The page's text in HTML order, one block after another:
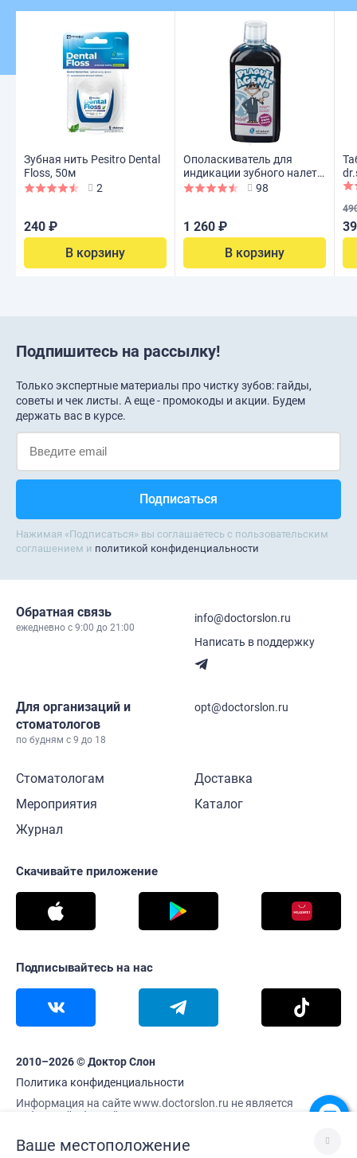
Зубная нить Pesitro Dental
Floss, 50м
2
240 ₽
В корзину
Ополаскиватель для
индикации зубного налета
miradent Plaque Agent, 500
98
1 260 ₽
В корзину
Подпишитесь на рассылку!
Только экспертные материалы про чистку зубов: гайды,
советы и чек листы. А еще - промокоды и акции. Будем
держать вас в курсе.
Нажимая «Подписаться» вы соглашаетесь с пользовательским
соглашением и политикой конфиденциальности
Обратная связь
ежедневно c 9:00 до 21:00
info@doctorslon.ru
Написать в поддержку
Для организаций и
стоматологов
по будням с 9 до 18
opt@doctorslon.ru
Стоматологам
Мероприятия
Журнал
Доставка
Каталог
Скачивайте приложение
Подписывайтесь на нас
2010–2026 © Доктор Слон
Политика конфиденциальности
Информация на сайте www.doctorslon.ru не является
публичной офертой
Ваше местоположение